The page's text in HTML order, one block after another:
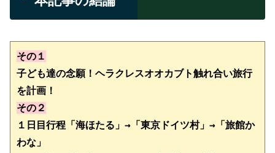
その１
子ども達の念願！ヘラクレスオオカブト触れ合い旅行
その２
１日目行程 「海ほたる」→ 「東京ドイツ村」→「旅館か
わな」